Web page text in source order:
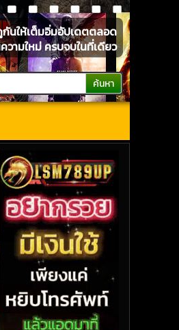
กันให้เต็มอิ่มอัปเดตตลอด
วามใหม่ ครบจบในที่เดียว
ค้นหา